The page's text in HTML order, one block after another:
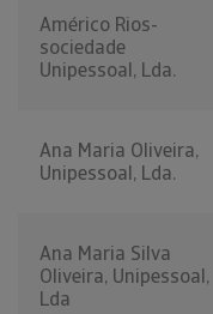
Américo Rios-
sociedade
Unipessoal, Lda.
Ana Maria Oliveira,
Unipessoal, Lda.
Ana Maria Silva
Oliveira, Unipessoal,
Lda